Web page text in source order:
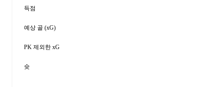
득점
예상 골 (xG)
PK 제외한 xG
슛